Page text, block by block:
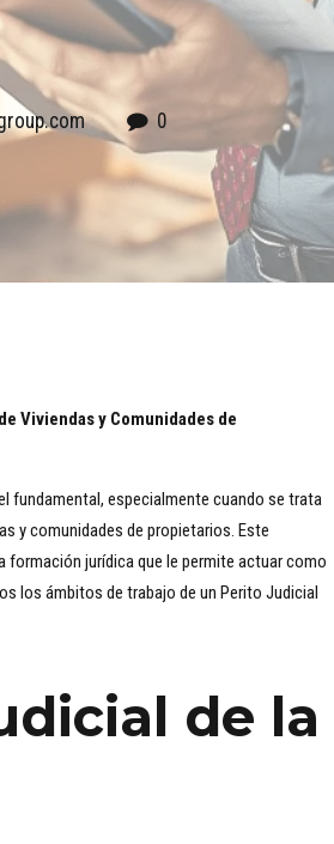
0
Viviendas y Comunidades de
fundamental, especialmente cuando se trata
y comunidades de propietarios. Este
jurídica que le permite actuar como
los ámbitos de trabajo de un Perito Judicial
de la